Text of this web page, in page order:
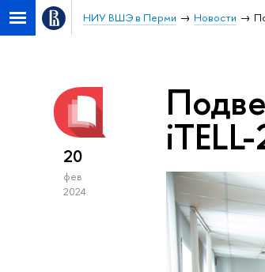
НИУ ВШЭ в Перми Новости
20
фев
2024